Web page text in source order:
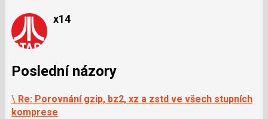
x14
Poslední názory
\ Re: Porovnání gzip, bz2, xz a zstd ve všech stupních
komprese